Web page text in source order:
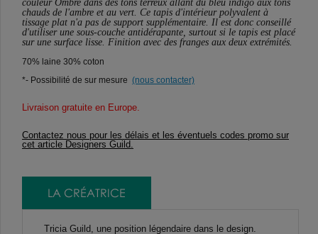
couleur Ombre dans des tons terreux allant du bleu indigo aux tons
chauds de l'ambre et au vert. Ce tapis d'intérieur polyvalent à
tissage plat n'a pas de support supplémentaire. Il est donc conseillé
d'utiliser une sous-couche antidérapante, surtout si le tapis est placé
sur une surface lisse. Finition avec des franges aux deux extrémités.
70% laine 30% coton
*- Possibilité de sur mesure (nous contacter)
Livraison gratuite en Europe
Contactez nous pour les délais et les éventuels codes promo sur
cet article Designers Guild.
LA CRÉATRICE
Tricia Guild, une position légendaire dans le design.